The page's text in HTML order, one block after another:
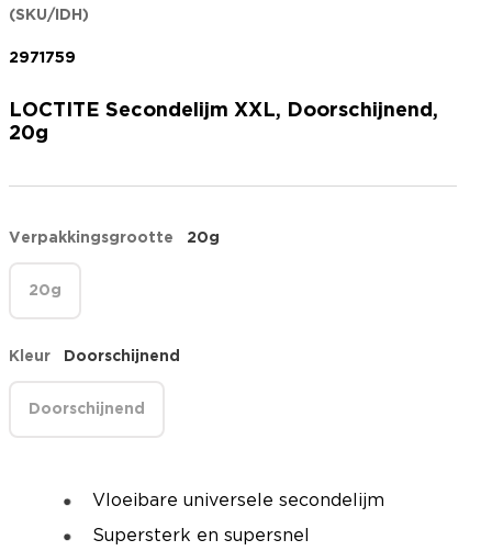
(SKU/IDH)
2971759
LOCTITE Secondelijm XXL, Doorschijnend,
20g
Verpakkingsgrootte 20g
20g
Kleur Doorschijnend
Doorschijnend
Vloeibare universele secondelijm
Supersterk en supersnel